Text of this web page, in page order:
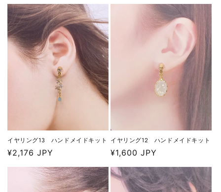
価
格
価
イヤリング13 ハンドメイドキット
通
常
¥2,176 JPY
イヤリング12 ハンドメイドキット
通
常
価
¥1,600 JPY